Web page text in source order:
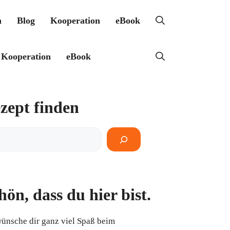
Blog Kooperation eBook
Kooperation eBook
finden
dass du hier bist.
dir ganz viel Spaß beim